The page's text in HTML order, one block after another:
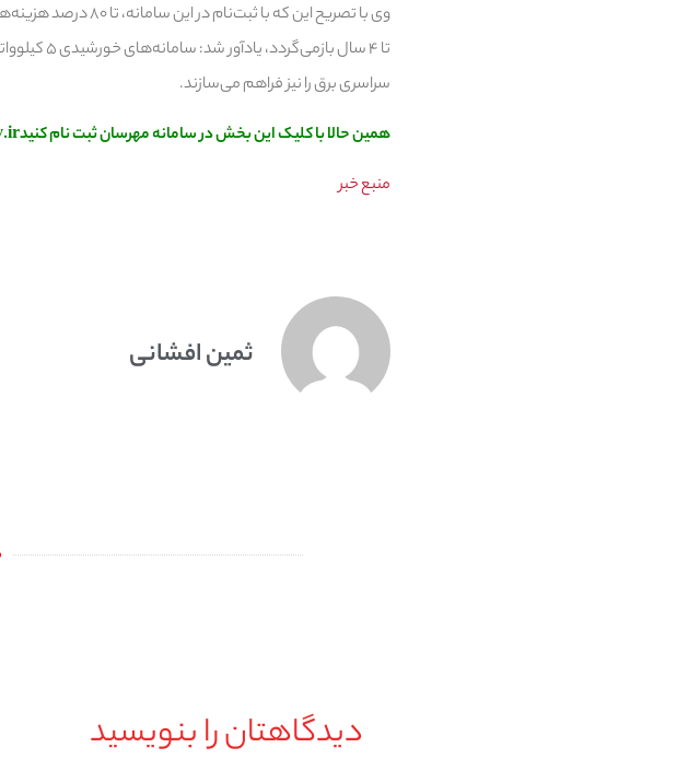
تا ۴ سال
سراسری برق را نیز فراهم می‌سازند.
همین حالا با کلیک این بخش در سامانه مهرسان ثبت نام کنیدhttp://mehrsun.satba.gov.ir
منبع خبر
ثمین افشانی
دیدگاهتان را بنویسید